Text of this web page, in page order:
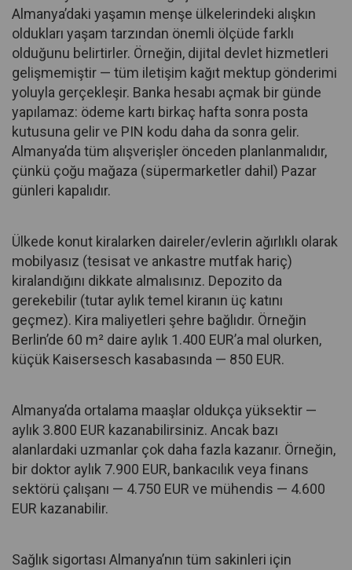
Almanya’daki yaşamın menşe ülkelerindeki alışkın
oldukları yaşam tarzından önemli ölçüde farklı
olduğunu belirtirler. Örneğin, dijital devlet hizmetleri
gelişmemiştir — tüm iletişim kağıt mektup gönderimi
yoluyla gerçekleşir. Banka hesabı açmak bir günde
yapılamaz: ödeme kartı birkaç hafta sonra posta
kutusuna gelir ve PIN kodu daha da sonra gelir.
Almanya’da tüm alışverişler önceden planlanmalıdır,
çünkü çoğu mağaza (süpermarketler dahil) Pazar
günleri kapalıdır.
Ülkede konut kiralarken daireler/evlerin ağırlıklı olarak
mobilyasız (tesisat ve ankastre mutfak hariç)
kiralandığını dikkate almalısınız. Depozito da
gerekebilir (tutar aylık temel kiranın üç katını
geçmez). Kira maliyetleri şehre bağlıdır. Örneğin
Berlin’de 60 m² daire aylık 1.400 EUR’a mal olurken,
küçük Kaisersesch kasabasında — 850 EUR.
Almanya’da ortalama maaşlar oldukça yüksektir —
aylık 3.800 EUR kazanabilirsiniz. Ancak bazı
alanlardaki uzmanlar çok daha fazla kazanır. Örneğin,
bir doktor aylık 7.900 EUR, bankacılık veya finans
sektörü çalışanı — 4.750 EUR ve mühendis — 4.600
EUR kazanabilir.
Sağlık sigortası Almanya’nın tüm sakinleri için